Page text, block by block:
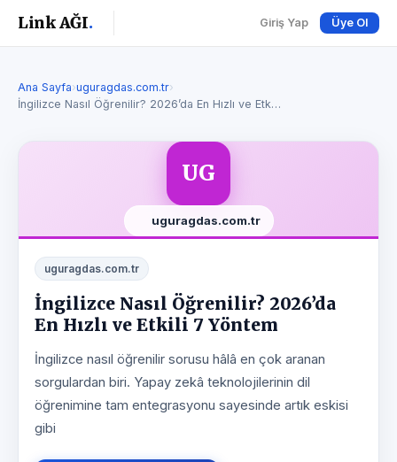
Link AĞI. Giriş Yap Üye Ol
Ana Sayfa›uguragdas.com.tr›
İngilizce Nasıl Öğrenilir? 2026’da En Hızlı ve Etk…
UG
uguragdas.com.tr
uguragdas.com.tr
İngilizce Nasıl Öğrenilir? 2026’da
En Hızlı ve Etkili 7 Yöntem
İngilizce nasıl öğrenilir sorusu hâlâ en çok aranan
sorgulardan biri. Yapay zekâ teknolojilerinin dil
öğrenimine tam entegrasyonu sayesinde artık eskisi
gibi